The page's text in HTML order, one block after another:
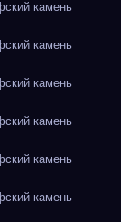
камень
камень
камень
камень
камень
камень